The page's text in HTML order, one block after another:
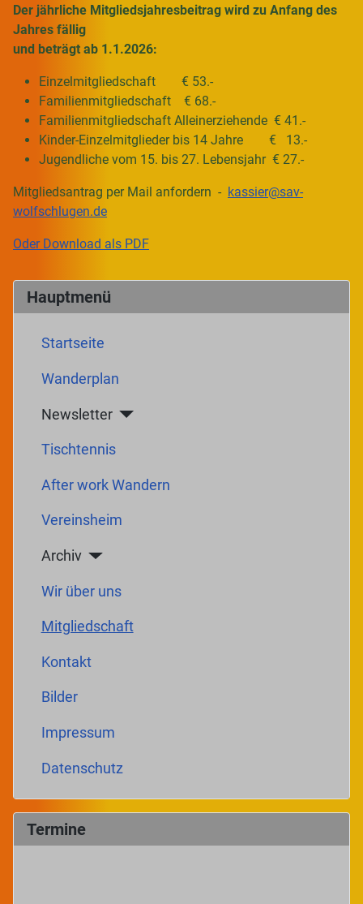
Hauptmenü
Startseite
Wanderplan
Newsletter
Tischtennis
After work Wandern
Vereinsheim
Archiv
Wir über uns
Mitgliedschaft
Kontakt
Bilder
Impressum
Datenschutz
Termine
Der jährliche Mitgliedsjahresbeitrag wird zu Anfang des
Jahres fällig
und beträgt ab 1.1.2026:
Einzelmitgliedschaft € 53.-
Familienmitgliedschaft € 68.-
Familienmitgliedschaft Alleinerziehende € 41.-
Kinder-Einzelmitglieder bis 14 Jahre € 13.-
Jugendliche vom 15. bis 27. Lebensjahr € 27.-
Mitgliedsantrag per Mail anfordern - kassier@sav-
wolfschlugen.de
Oder Download als PDF